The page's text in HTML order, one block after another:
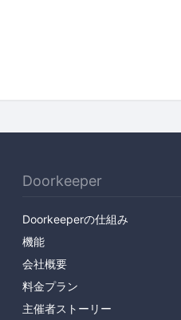
Doorkeeper
Doorkeeperの仕組み
機能
会社概要
料金プラン
主催者ストーリー